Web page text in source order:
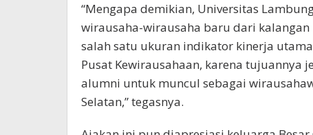
“Mengapa demikian, Universitas
wirausaha-wirausaha baru dari
salah satu ukuran indikator kinerja
Pusat Kewirausahaan, karena tujuannya
alumni untuk muncul sebagai
Selatan,” tegasnya.